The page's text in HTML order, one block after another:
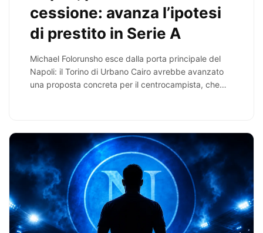
cessione: avanza l’ipotesi
di prestito in Serie A
Michael Folorunsho esce dalla porta principale del
Napoli: il Torino di Urbano Cairo avrebbe avanzato
una proposta concreta per il centrocampista, che…